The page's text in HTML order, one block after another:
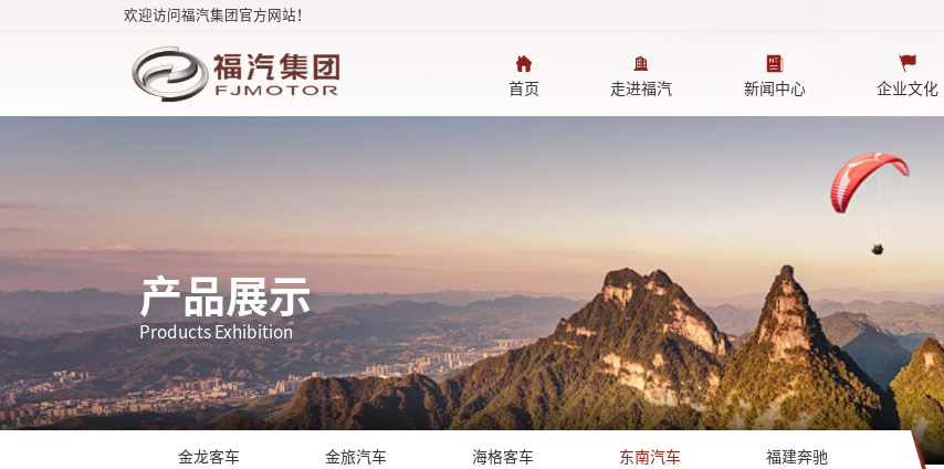
欢迎访问福汽集团官方网站！
首页 走进福汽 新闻中心 企业文化
产品展示
Products Exhibition
金龙客车 金旅汽车 海格客车 东南汽车 福建奔驰